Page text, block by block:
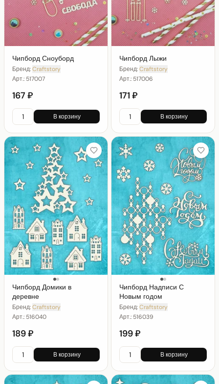
Чипборд Сноуборд
Бренд:Craftstory
Арт.: 517007
167 ₽
В корзину
Чипборд Лыжи
Бренд:Craftstory
Арт.: 517006
171 ₽
В корзину
Чипборд Домики в
деревне
Бренд:Craftstory
Арт.: 516040
189 ₽
В корзину
Чипборд Надписи С
Новым годом
Бренд:Craftstory
Арт.: 516039
199 ₽
В корзину